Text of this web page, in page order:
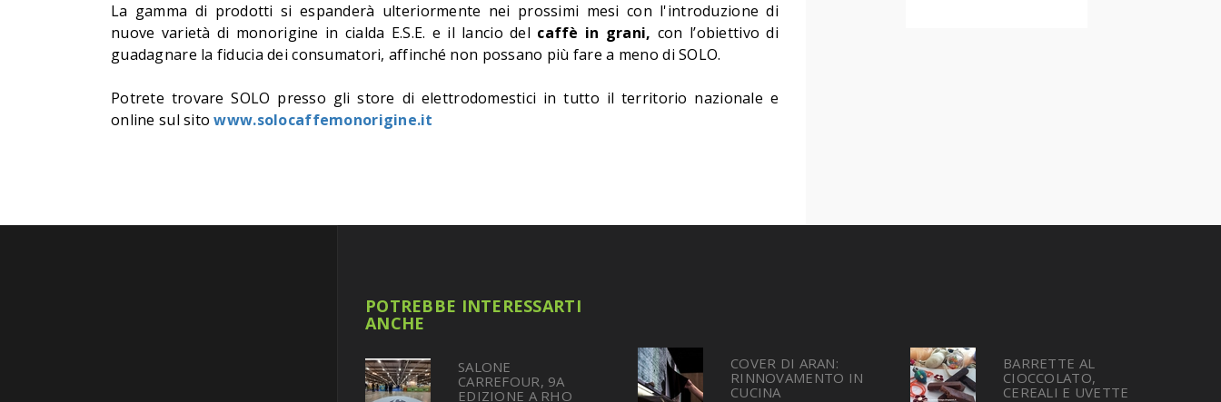
La gamma di prodotti si espanderà ulteriormente nei prossimi mesi con l'introduzione di
nuove varietà di monorigine in cialda E.S.E. e il lancio del caffè in grani, con l’obiettivo di
guadagnare la fiducia dei consumatori, affinché non possano più fare a meno di SOLO.
Potrete trovare SOLO presso gli store di elettrodomestici in tutto il territorio nazionale e
online sul sitowww.solocaffemonorigine.it
POTREBBE INTERESSARTI
ANCHE
SALONE
CARREFOUR, 9A
EDIZIONE A RHO
COVER DI ARAN:
RINNOVAMENTO IN
CUCINA
BARRETTE AL
CIOCCOLATO,
CEREALI E UVETTE